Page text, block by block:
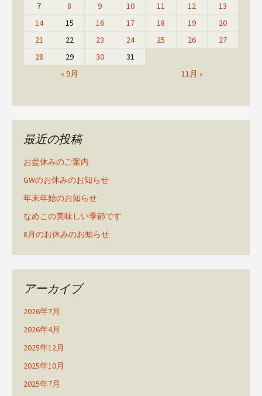
« 9月 11月 »
7
8 9 10 11 12
13
14
15 16 17 18 19
20
21
22 23 24 25 26
27
28
29 30 31
最近の投稿
お盆休みのご案内
GWのお休みのお知らせ
年末年始のお知らせ
なめこの美味しい季節です
8月のお休みのお知らせ
アーカイブ
2026年7月
2026年4月
2025年12月
2025年10月
2025年7月